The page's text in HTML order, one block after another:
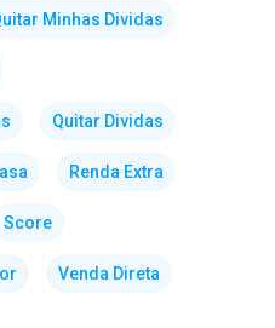
Minhas Dividas
Quitar Dividas
Renda Extra
Score
Venda Direta